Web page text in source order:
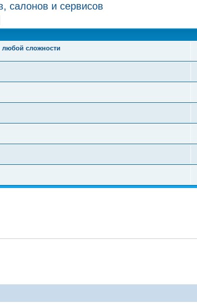
салонов и сервисов
любой сложности